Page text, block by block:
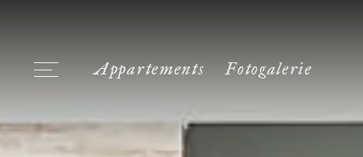
Appartements Fotogalerie